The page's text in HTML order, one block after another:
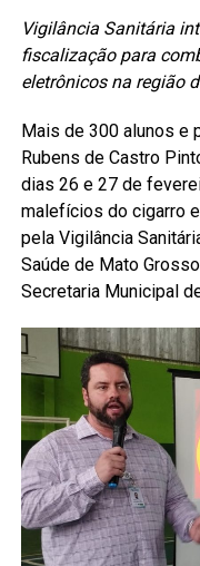
Vigilância Sanitária
fiscalização para
eletrônicos na região
Mais de 300 alunos e
Rubens de Castro
dias 26 e 27 de
malefícios do cigarro
pela Vigilância
Saúde de Mato
Secretaria Municipal